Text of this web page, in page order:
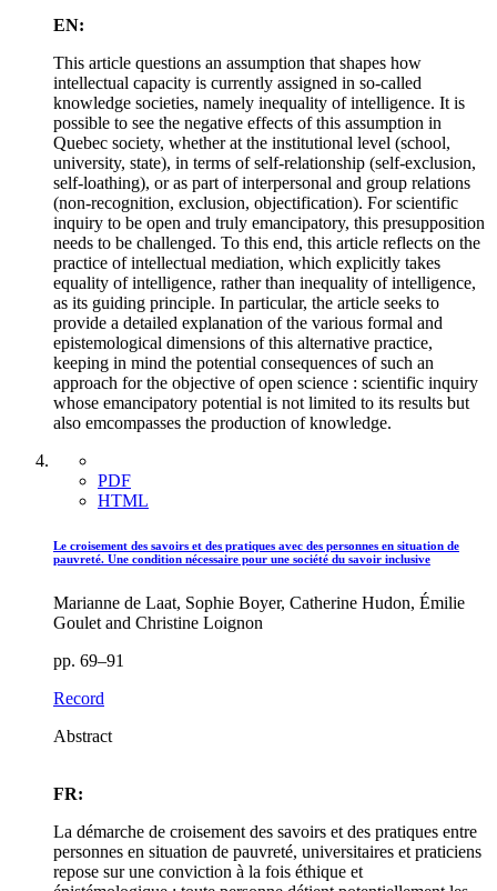
EN:
This article questions an assumption that shapes how
intellectual capacity is currently assigned in so-called
knowledge societies, namely inequality of intelligence. It is
possible to see the negative effects of this assumption in
Quebec society, whether at the institutional level (school,
university, state), in terms of self-relationship (self-exclusion,
self-loathing), or as part of interpersonal and group relations
(non-recognition, exclusion, objectification). For scientific
inquiry to be open and truly emancipatory, this presupposition
needs to be challenged. To this end, this article reflects on the
practice of intellectual mediation, which explicitly takes
equality of intelligence, rather than inequality of intelligence,
as its guiding principle. In particular, the article seeks to
provide a detailed explanation of the various formal and
epistemological dimensions of this alternative practice,
keeping in mind the potential consequences of such an
approach for the objective of open science : scientific inquiry
whose emancipatory potential is not limited to its results but
also emcompasses the production of knowledge.
PDF
HTML
Le croisement des savoirs et des pratiques avec des personnes en situation de
pauvreté. Une condition nécessaire pour une société du savoir inclusive
Marianne de Laat, Sophie Boyer, Catherine Hudon, Émilie
Goulet and Christine Loignon
pp. 69–91
Record
Abstract
FR:
La démarche de croisement des savoirs et des pratiques entre
personnes en situation de pauvreté, universitaires et praticiens
repose sur une conviction à la fois éthique et